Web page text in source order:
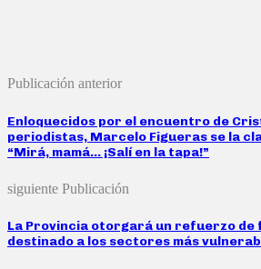
Publicación anterior
Enloquecidos por el encuentro de
periodistas, Marcelo Figueras se la
“Mirá, mamá… ¡Salí en la tapa!”
siguiente Publicación
La Provincia otorgará un refuerzo de
destinado a los sectores más